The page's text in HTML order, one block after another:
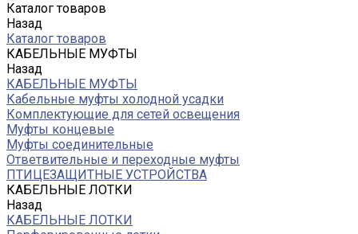
Каталог товаров
Назад
Каталог товаров
КАБЕЛЬНЫЕ МУФТЫ
Назад
КАБЕЛЬНЫЕ МУФТЫ
Кабельные муфты холодной усадки
Комплектующие для сетей освещения
Муфты концевые
Муфты соединительные
Ответвительные и переходные муфты
ПТИЦЕЗАЩИТНЫЕ УСТРОЙСТВА
КАБЕЛЬНЫЕ ЛОТКИ
Назад
КАБЕЛЬНЫЕ ЛОТКИ